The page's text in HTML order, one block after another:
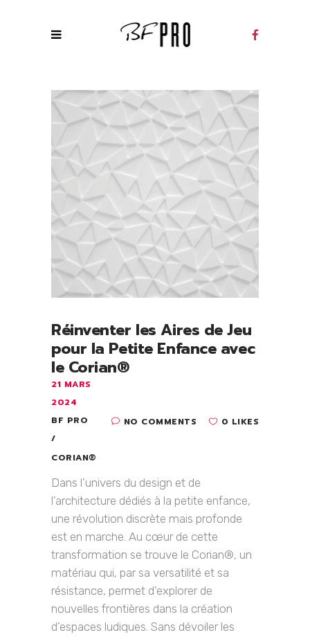
Réinventer les Aires de Jeu
pour la Petite Enfance avec
le Corian®
21 MARS
2024
BF PRO
CORIAN®
NO COMMENTS 0 LIKES
Dans l’univers du design et de
l’architecture dédiés à la petite enfance,
une révolution discrète mais profonde
est en marche. Au cœur de cette
transformation se trouve le Corian®, un
matériau qui, par sa versatilité et sa
résistance, permet d’explorer de
nouvelles frontières dans la création
d’espaces ludiques. Sans dévoiler les